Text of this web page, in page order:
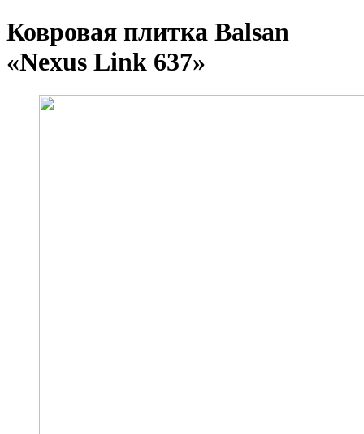
Ковровая плитка Balsan
«Nexus Link 637»